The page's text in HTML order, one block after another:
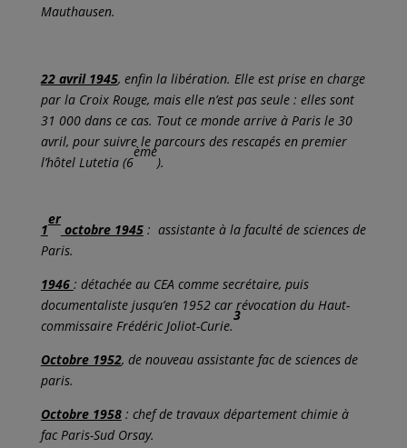
Mauthausen.
22 avril 1945, enfin la libération. Elle est prise en charge
par la Croix Rouge, mais elle n’est pas seule : elles sont
31 000 dans ce cas. Tout ce monde arrive à Paris le 30
avril, pour suivre le parcours des rescapés en premier
l’hôtel Lutetia (6
ème
).
1
er
octobre 1945: assistante à la faculté de sciences de
Paris.
1946 : détachée au CEA comme secrétaire, puis
documentaliste jusqu’en 1952 car révocation du Haut-
commissaire Frédéric Joliot-Curie.
3
Octobre 1952, de nouveau assistante fac de sciences de
paris.
Octobre 1958: chef de travaux département chimie à
fac Paris-Sud Orsay.